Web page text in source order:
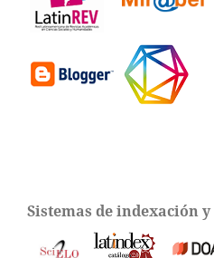
Sistemas de indexación